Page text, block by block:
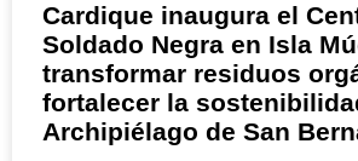
Cardique inaugura el
Soldado Negra en Isla
transformar residuos
fortalecer la
Archipiélago de San